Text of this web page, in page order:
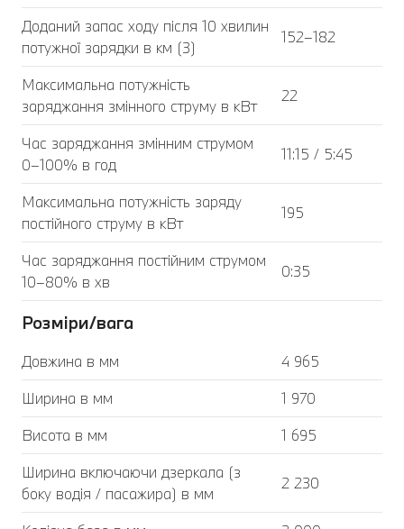
Доданий запас ходу після 10 хвилин
потужної зарядки в км (3)
152–182
Максимальна потужність
заряджання змінного струму в кВт
22
Час заряджання змінним струмом
0–100% в год
11:15 / 5:45
Максимальна потужність заряду
постійного струму в кВт
195
Час заряджання постійним струмом
10–80% в хв
0:35
Розміри/вага
Довжина в мм
4 965
Ширина в мм
1 970
Висота в мм
1 695
Ширина включаючи дзеркала (з
боку водія / пасажира) в мм
2 230